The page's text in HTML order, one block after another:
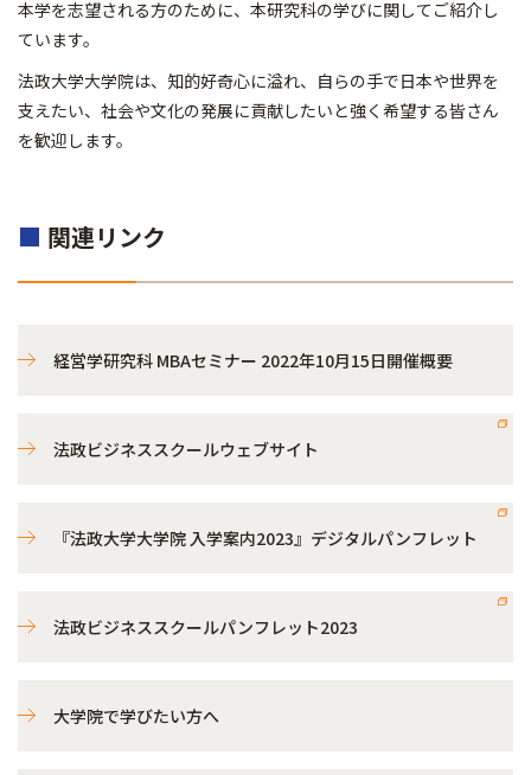
本学を志望される方のために、本研究科の学びに関してご紹介し
ています。
法政大学大学院は、知的好奇心に溢れ、自らの手で日本や世界を
支えたい、社会や文化の発展に貢献したいと強く希望する皆さん
を歓迎します。
■ 関連リンク
経営学研究科 MBAセミナー 2022年10月15日開催概要
法政ビジネススクールウェブサイト
『法政大学大学院 入学案内2023』デジタルパンフレット
法政ビジネススクールパンフレット2023
大学院で学びたい方へ